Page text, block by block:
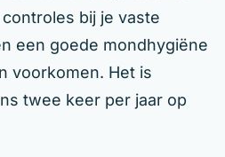
bij je vaste
een goede mondhygiëne
voorkomen. Het is
twee keer per jaar op